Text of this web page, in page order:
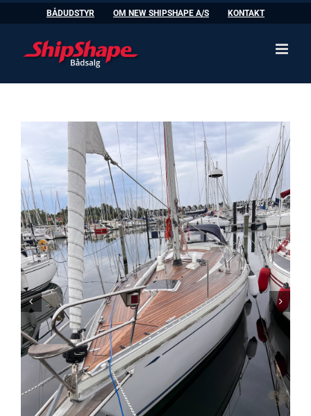
to
BÅDUDSTYR OM NEW SHIPSHAPE A/S KONTAKT
 